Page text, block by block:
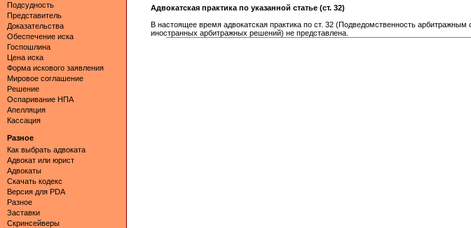
Подсудность
Представитель
Доказательства
Обеспечение иска
Госпошлина
Цена иска
Форма искового заявления
Мировое соглашение
Решение
Оспаривание НПА
Апелляция
Кассация
Разное
Как выбрать адвоката
Адвокат или юрист
Адвокаты
Скачать кодекс
Версия для PDA
Разное
Заставки
Скринсейверы
Адвокатская практика по указанной статье (ст. 32)
В настоящее время адвокатская практика по ст. 32 (Подведомственность
иностранных арбитражных решений) не представлена.